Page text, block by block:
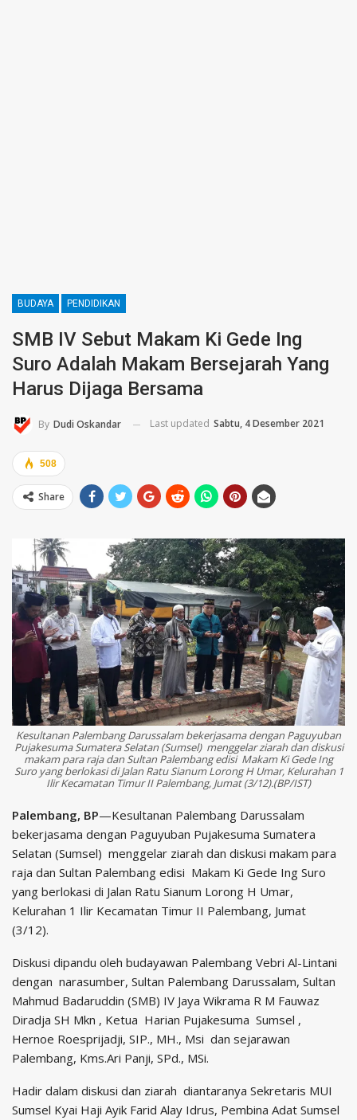
BUDAYA PENDIDIKAN
SMB IV Sebut Makam Ki Gede Ing
Suro Adalah Makam Bersejarah Yang
Harus Dijaga Bersama
By Dudi Oskandar Last updated Sabtu, 4 Desember 2021
508
Share
Kesultanan Palembang Darussalam bekerjasama dengan Paguyuban
Pujakesuma Sumatera Selatan (Sumsel) menggelar ziarah dan diskusi
makam para raja dan Sultan Palembang edisi Makam Ki Gede Ing
Suro yang berlokasi di Jalan Ratu Sianum Lorong H Umar, Kelurahan 1
Ilir Kecamatan Timur II Palembang, Jumat (3/12).(BP/IST)
Palembang, BP—Kesultanan Palembang Darussalam
bekerjasama dengan Paguyuban Pujakesuma Sumatera
Selatan (Sumsel) menggelar ziarah dan diskusi makam para
raja dan Sultan Palembang edisi Makam Ki Gede Ing Suro
yang berlokasi di Jalan Ratu Sianum Lorong H Umar,
Kelurahan 1 Ilir Kecamatan Timur II Palembang, Jumat
(3/12).
Diskusi dipandu oleh budayawan Palembang Vebri Al-Lintani
dengan narasumber, Sultan Palembang Darussalam, Sultan
Mahmud Badaruddin (SMB) IV Jaya Wikrama R M Fauwaz
Diradja SH Mkn , Ketua Harian Pujakesuma Sumsel ,
Hernoe Roesprijadji, SIP., MH., Msi dan sejarawan
Palembang, Kms.Ari Panji, SPd., MSi.
Hadir dalam diskusi dan ziarah diantaranya Sekretaris MUI
Sumsel Kyai Haji Ayik Farid Alay Idrus, Pembina Adat Sumsel